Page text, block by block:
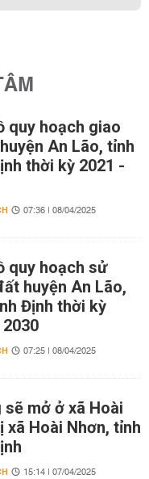
quy hoạch giao
An Lão, tỉnh
thời kỳ 2021 -
07:36 | 08/04/2025
quy hoạch sử
huyện An Lão,
Định thời kỳ
07:25 | 08/04/2025
mở ở xã Hoài
xã Hoài Nhơn, tỉnh
15:14 | 07/04/2025